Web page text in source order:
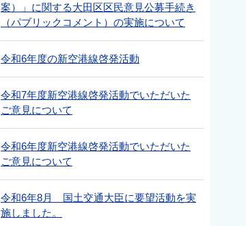
案）」に関する大田区区民意見公募手続き
（パブリックコメント）の実施について
令和6年度の新空港線啓発活動
令和7年度新空港線啓発活動でいただいた
ご意見について
令和6年度新空港線啓発活動でいただいた
ご意見について
令和6年8月 国土交通大臣に要望活動を実
施しました。